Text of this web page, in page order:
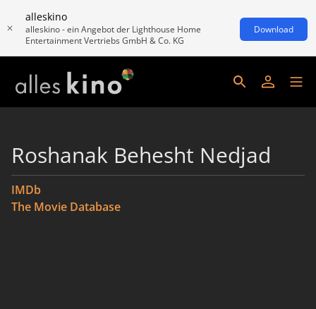
alleskino
alleskino - ein Angebot der Lighthouse Home
Entertainment Vertriebs GmbH & Co. KG
Download
Roshanak Behesht Nedjad
IMDb
The Movie Database